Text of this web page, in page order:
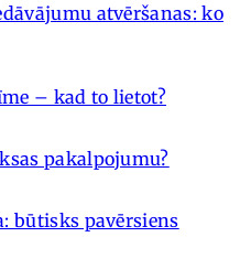
atvēršanas: ko
– kad to lietot?
pakalpojumu?
būtisks pavērsiens